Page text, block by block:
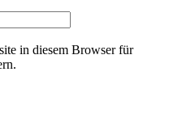
in diesem Browser für